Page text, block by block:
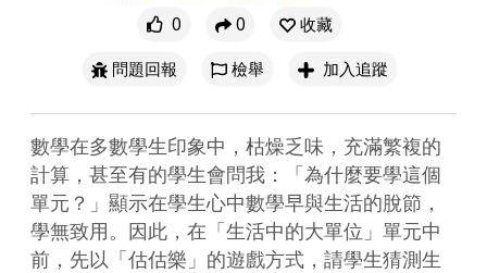
0 0
收藏
問題回報
檢舉 加入追蹤
數學在多數學生印象中，枯燥乏味，充滿繁複的
計算，甚至有的學生會問我：「為什麼要學這個
單元？」顯示在學生心中數學早與生活的脫節，
學無致用。因此，在「生活中的大單位」單元中
前，先以「估估樂」的遊戲方式，請學生猜測生